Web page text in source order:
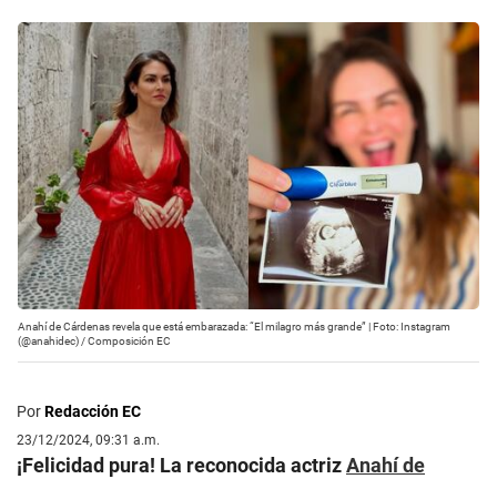
Anahí de Cárdenas revela que está embarazada: “El milagro más grande” | Foto: Instagram
(@anahidec) / Composición EC
PorRedacción EC
23/12/2024, 09:31 a.m.
¡Felicidad pura! La reconocida actrizAnahí de